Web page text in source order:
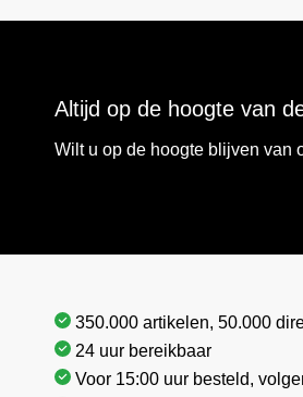
Altijd op de hoogte van
Wilt u op de hoogte blijven van
350.000 artikelen, 50.000
24 uur bereikbaar
Voor 15:00 uur besteld,